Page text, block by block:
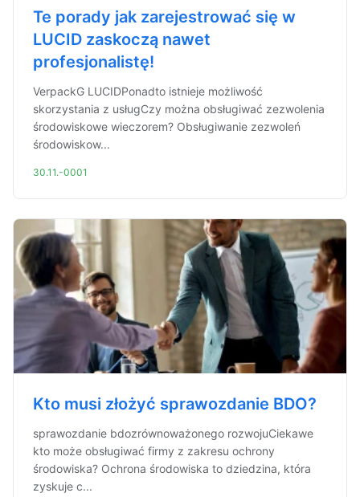
Te porady jak zarejestrować się w
LUCID zaskoczą nawet
profesjonalistę!
VerpackG LUCIDPonadto istnieje możliwość
skorzystania z usługCzy można obsługiwać zezwolenia
środowiskowe wieczorem? Obsługiwanie zezwoleń
środowiskow...
30.11.-0001
Kto musi złożyć sprawozdanie BDO?
sprawozdanie bdozrównoważonego rozwojuCiekawe
kto może obsługiwać firmy z zakresu ochrony
środowiska? Ochrona środowiska to dziedzina, która
zyskuje c...